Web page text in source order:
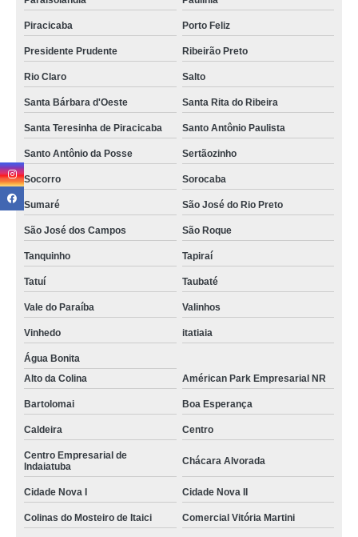
Piracicaba Porto Feliz
Presidente Prudente Ribeirão Preto
Rio Claro Salto
Santa Bárbara d'Oeste Santa Rita do Ribeira
Santa Teresinha de Piracicaba Santo Antônio Paulista
Santo Antônio da Posse Sertãozinho
Socorro Sorocaba
Sumaré São José do Rio Preto
São José dos Campos São Roque
Tanquinho Tapiraí
Tatuí Taubaté
Vale do Paraíba Valinhos
Vinhedo itatiaia
Água Bonita
Alto da Colina
Américan Park Empresarial NR
Bartolomai Boa Esperança
Caldeira Centro
Centro Empresarial de
Indaiatuba
Chácara Alvorada
Cidade Nova I Cidade Nova II
Colinas do Mosteiro de Itaici Comercial Vitória Martini